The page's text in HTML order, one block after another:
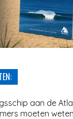
aan de
moeten weten